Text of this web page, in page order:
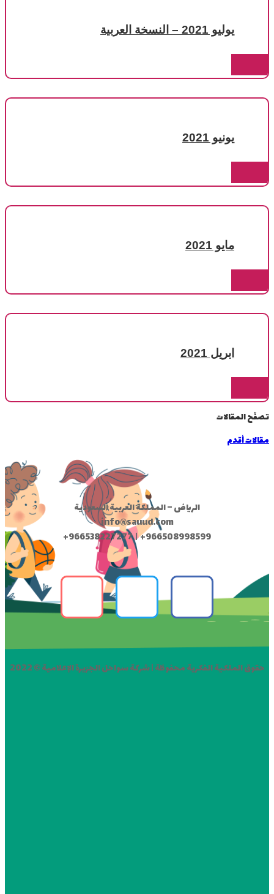
يوليو 2021 – النسخة العربية
يونيو 2021
مايو 2021
ابريل 2021
تصفّح المقالات
مقالات أقدم
الرياض – المملكة العربية السعودية
info@sauud.com
+966538227277 | +966508998599
حقوق الملكية الفكرية محفوظة | شركة سواحل الجزيرة الإعلامية © 2022